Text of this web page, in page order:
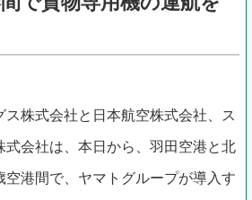
ス株式会社と日本航空株式会社、ス
式会社は、本日から、羽田空港と北
空港間で、ヤマトグループが導入す